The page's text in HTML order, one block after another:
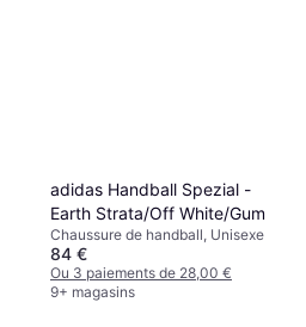
adidas Handball Spezial -
Earth Strata/Off White/Gum
Chaussure de handball, Unisexe
84 €
Ou 3 paiements de 28,00 €
9+ magasins